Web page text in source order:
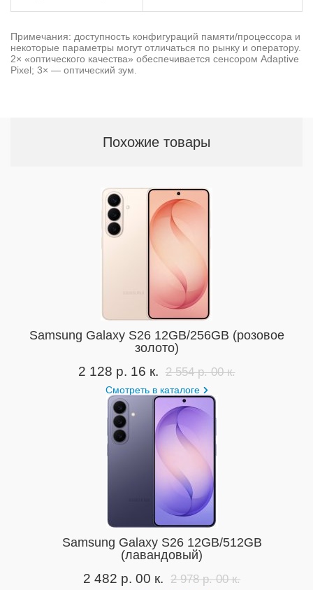
Примечания: доступность конфигураций памяти/процессора и
некоторые параметры могут отличаться по рынку и оператору.
2× «оптического качества» обеспечивается сенсором Adaptive
Pixel; 3× — оптический зум.
Похожие товары
Samsung Galaxy S26 12GB/256GB (розовое
золото)
2 128 р. 16 к. 2 554 р. 00 к.
Смотреть в каталоге
Samsung Galaxy S26 12GB/512GB
(лавандовый)
2 482 р. 00 к. 2 978 р. 00 к.